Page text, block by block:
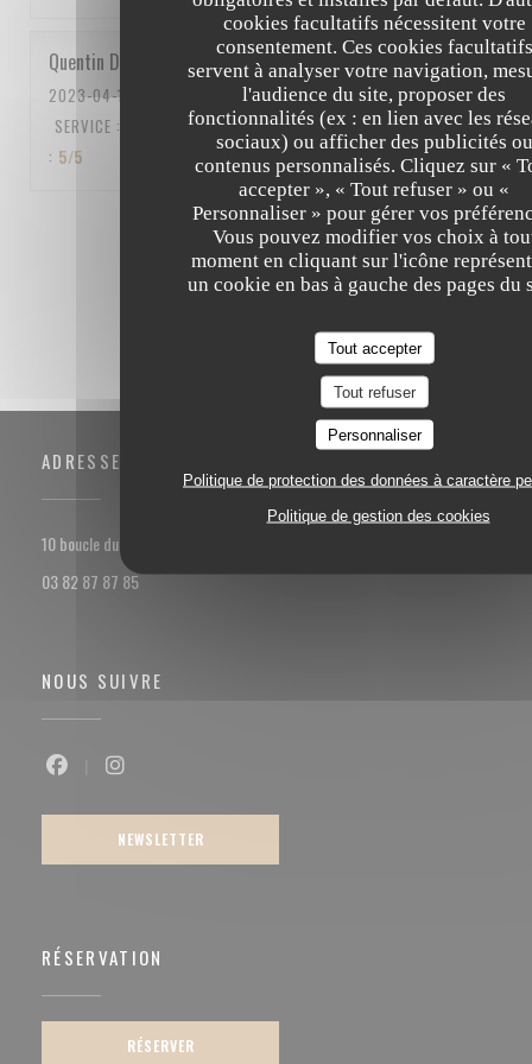
cookies facultatifs nécessitent votre
consentement. Ces cookies facultatifs
servent à analyser votre navigation,
l'audience du site, proposer des
fonctionnalités (ex : en lien avec les
sociaux) ou afficher des publicités ou
contenus personnalisés. Cliquez sur «
accepter », « Tout refuser » ou «
Personnaliser » pour gérer vos
Vous pouvez modifier vos choix à
moment en cliquant sur l'icône
un cookie en bas à gauche des pages du
Tout accepter
Tout refuser
Personnaliser
Politique de protection des données à caractère
Politique de gestion des cookies
Quentin D
2023-04-15
- 12:15 - COUVERTS 5
SERVICE : AMBIANCE: 5/5 CUISINE: 5 /5 QUALITÉ / PRIX
: 5/5
2 3
ADRESSE
10 boucle du val Marie 57100 Thionville
03 82 87 87 85
NOUS SUIVRE
Facebook ((ouvre une nouvelle fenêtre))
NEWSLETTER
RÉSERVATION
RÉSERVER